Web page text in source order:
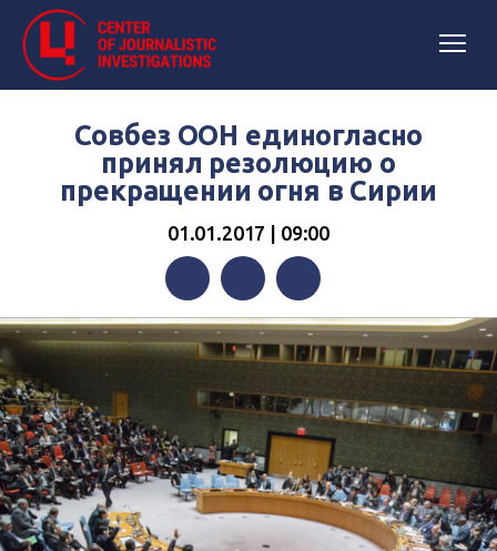
Совбез ООН единогласно
принял резолюцию о
прекращении огня в Сирии
01.01.2017 | 09:00
FacebookTwitterTelegram